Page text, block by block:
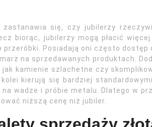
zastanawia się, czy jubilerzy
biorąc, jubilerzy mogą płacić
przeróbki. Posiadają oni często dostęp
na sprzedawanych produktach.
kamienie szlachetne czy
kierują się bardziej
na wadze i próbie metalu. Dlatego w
niższą cenę niż jubiler.